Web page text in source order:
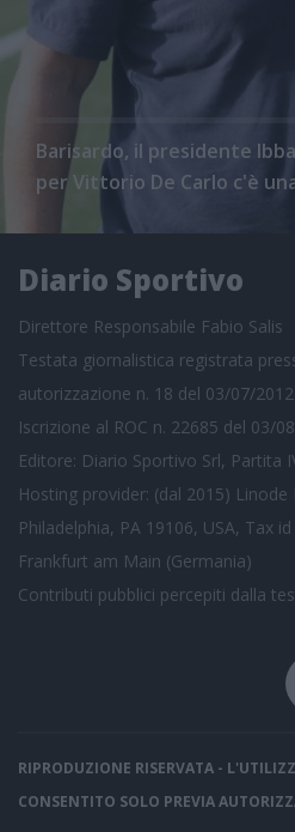
Barisardo, il presidente
per Vittorio De Carlo c'è
Diario Sportivo
Direttore Responsabile Fabio Salis
Testata giornalistica registrata
autorizzazione n. 18 del 03/07/2012
Iscrizione al ROC n. 22685 del 03/
Editore: Diario Sportivo Srl, Partita
Hosting provider: (dal 2015) Linode
Philadelphia, PA 19106, USA, Tax
Frankfurt am Main (Germania)
Contributi pubblici percepiti dalla
RIPRODUZIONE RISERVATA -
CONSENTITO SOLO PREVIA